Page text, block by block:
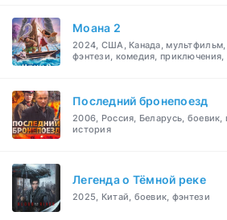
Моана 2
2024, США, Канада,
фэнтези, комедия,
Последний бронепоезд
2006, Россия, Беларусь, боевик,
история
Легенда о Тёмной реке
2025, Китай, боевик, фэнтези